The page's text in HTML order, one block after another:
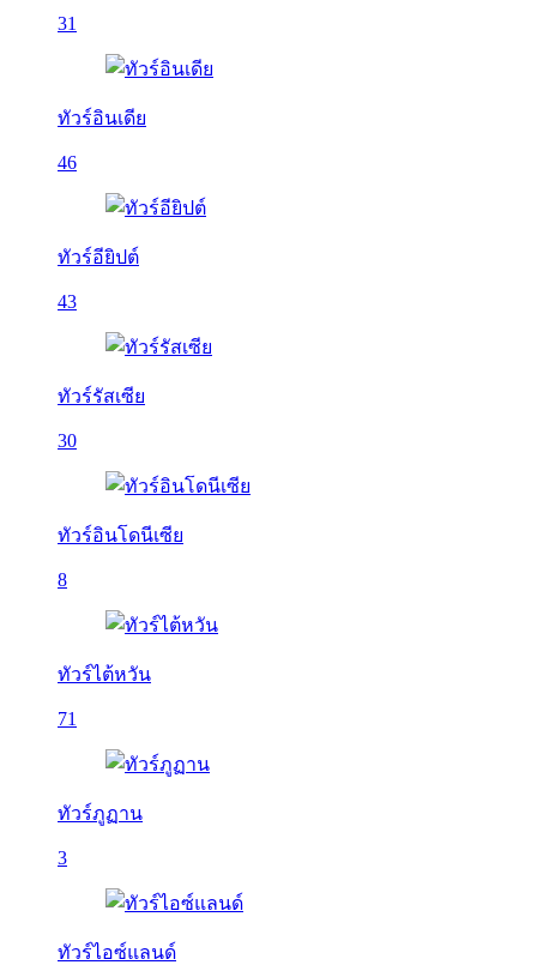
31
ทัวร์อินเดีย
46
ทัวร์อียิปต์
43
ทัวร์รัสเซีย
30
ทัวร์อินโดนีเซีย
8
ทัวร์ไต้หวัน
71
ทัวร์ภูฏาน
3
ทัวร์ไอซ์แลนด์